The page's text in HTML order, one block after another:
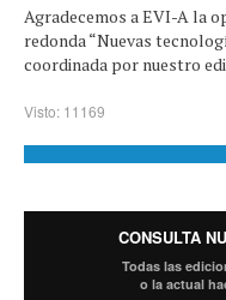
Agradecemos a EVI-A la
redonda “Nuevas
coordinada por nuestro
Visto: 11169
CONSULTA
Todas las
o la actual